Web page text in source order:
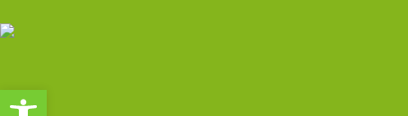
Abrir barra de herramientas